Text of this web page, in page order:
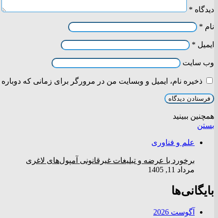
دیدگاه *
نام *
ایمیل *
وب‌ سایت
ذخیره نام، ایمیل و وبسایت من در مرورگر برای زمانی که
همچنین ببینید
بستن
علم و فناوری
برخورد با عرضه و تبلیغات غیرقانونی آمپول‌های لاغری
مرداد 11, 1405
بایگانی‌ها
آگوست 2026